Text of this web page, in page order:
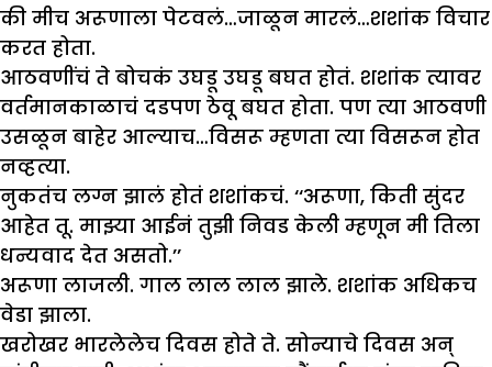
की मीच अरूणाला पेटवलं…जाळून मारलं…शशांक विचार
करत होता.
आठवणींचं ते बोचकं उघडू उघडू बघत होतं. शशांक त्यावर
वर्तमानकाळाचं दडपण ठेवू बघत होता. पण त्या आठवणी
उसळून बाहेर आल्याच…विसरू म्हणता त्या विसरून होत
नव्हत्या.
नुकतंच लग्न झालं होतं शशांकचं. ‘‘अरूणा, किती सुंदर
आहेत तू. माझ्या आईनं तुझी निवड केली म्हणून मी तिला
धन्यवाद देत असतो.’’
अरूणा लाजली. गाल लाल लाल झाले. शशांक अधिकच
वेडा झाला.
खरोखर भारलेलेच दिवस होते ते. सोन्याचे दिवस अन्